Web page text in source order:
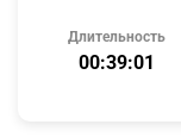
Длительность
00:39:01